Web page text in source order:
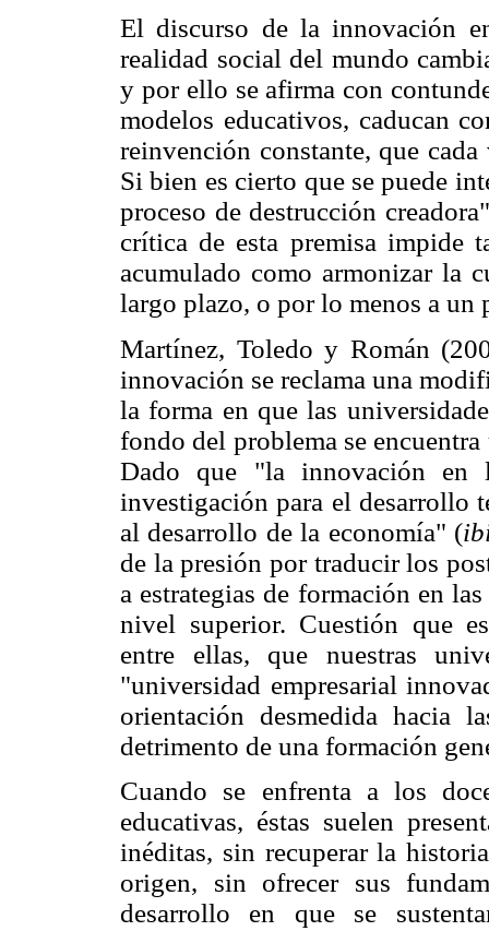
El discurso de la innovación
realidad social del mundo
y por ello se afirma con
modelos educativos, caducan
reinvención constante, que
Si bien es cierto que se puede
proceso de destrucción
crítica de esta premisa impide
acumulado como armonizar la
largo plazo, o por lo menos a un
Martínez, Toledo y Román
innovación se reclama una
la forma en que las
fondo del problema se
Dado que "la innovación en
investigación para el desarrollo
al desarrollo de la economía" (
de la presión por traducir los
a estrategias de formación en
nivel superior. Cuestión que
entre ellas, que nuestras
"universidad empresarial
orientación desmedida hacia
detrimento de una formación
Cuando se enfrenta a los
educativas, éstas suelen
inéditas, sin recuperar la
origen, sin ofrecer sus
desarrollo en que se